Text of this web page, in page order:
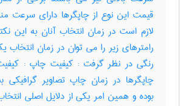
قیمت این نوع از چاپگرها دارای سرعت
لازم است در زمان انتخاب آنان به این
رامترهای زیر را می توان در زمان انتخاب
رنگی در نظر گرفت : کیفیت چاپ :
چاپگرها در زمان چاپ تصاویر گرافیکی
بوده و همین امر یکی از دلایل اصلی